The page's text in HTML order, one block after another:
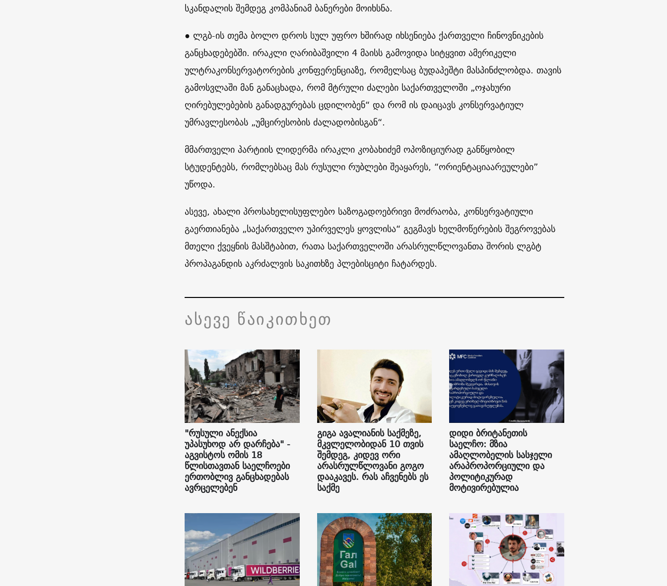
სკანდალის შემდეგ კომპანიამ ბანერები მოიხსნა.
● ლგბ-ის თემა ბოლო დროს სულ უფრო ხშირად იხსენიება ქართველი ჩინოვნიკების
განცხადებებში. ირაკლი ღარიბაშვილი 4 მაისს გამოვიდა სიტყვით ამერიკელი
ულტრაკონსერვატორების კონფერენციაზე, რომელსაც ბუდაპეშტი მასპინძლობდა. თავის
გამოსვლაში მან განაცხადა, რომ მტრული ძალები საქართველოში „ოჯახური
ღირებულებების განადგურებას ცდილობენ“ და რომ ის დაიცავს კონსერვატიულ
უმრავლესობას „უმცირესობის ძალადობისგან“.
მმართველი პარტიის ლიდერმა ირაკლი კობახიძემ ოპოზიციურად განწყობილ
სტუდენტებს, რომლებსაც მას რუსული რუბლები შეაყარეს, “ორიენტაციაარეულები”
უწოდა.
ასევე, ახალი პროსახელისუფლებო საზოგადოებრივი მოძრაობა, კონსერვატიული
გაერთიანება „საქართველო უპირველეს ყოვლისა“ გეგმავს ხელმოწერების შეგროვებას
მთელი ქვეყნის მასშტაბით, რათა საქართველოში არასრულწლოვანთა შორის ლგბტ
პროპაგანდის აკრძალვის საკითხზე პლებისციტი ჩატარდეს.
ასევე წაიკითხეთ
"რუსული ანექსია
უპასუხოდ არ დარჩება" -
აგვისტოს ომის 18
წლისთავთან საელჩოები
ერთობლივ განცხადებას
ავრცელებენ
გიგა ავალიანის საქმეზე,
მკვლელობიდან 10 თვის
შემდეგ, კიდევ ორი
არასრულწლოვანი გოგო
დააკავეს. რას აჩვენებს ეს
საქმე
დიდი ბრიტანეთის
საელჩო: მზია
ამაღლობელის სასჯელი
არაპროპორციული და
პოლიტიკურად
მოტივირებულია